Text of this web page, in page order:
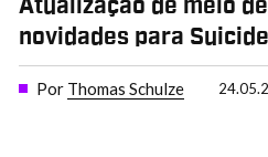
Atualização de meio
novidades para
Por Thomas Schulze